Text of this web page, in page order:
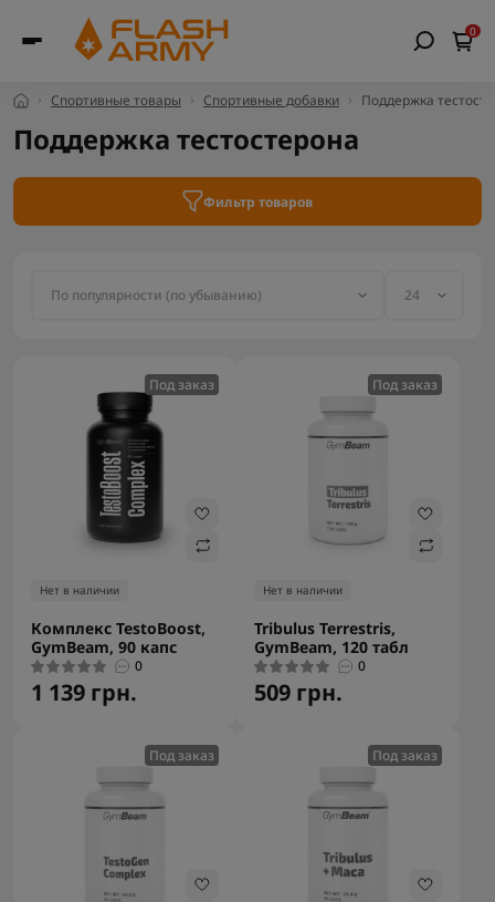
0
Спортивные товары Спортивные добавки Поддержка
× Выберите язык сайта
На русском English Українська
Закрыть
Поддержка тестостерона
Фильтр товаров
Под заказ
Нет в наличии
Комплекс TestoBoost,
GymBeam, 90 капс
0
1 139 грн.
Под заказ
Нет в наличии
Tribulus Terrestris,
GymBeam, 120 табл
0
509 грн.
Под заказ Под заказ